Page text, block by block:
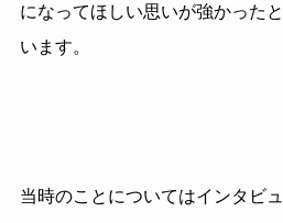
になってほしい思いが強かった
います。
当時のことについてはインタビ